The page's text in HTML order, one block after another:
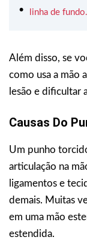
linha de fundo.
Além disso, se
como usa a mão
lesão e dificultar
Causas Do
Um punho
articulação na
ligamentos e
demais. Muitas
em uma mão
estendida.